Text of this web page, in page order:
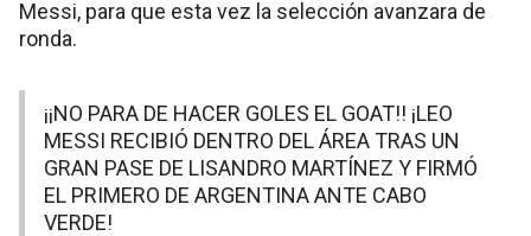
Messi, para que esta vez la selección avanzara de
ronda.
¡¡NO PARA DE HACER GOLES EL GOAT!! ¡LEO
MESSI RECIBIÓ DENTRO DEL ÁREA TRAS UN
GRAN PASE DE LISANDRO MARTÍNEZ Y FIRMÓ
EL PRIMERO DE ARGENTINA ANTE CABO
VERDE!